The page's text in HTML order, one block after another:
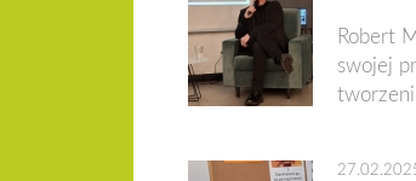
Robert
swojej